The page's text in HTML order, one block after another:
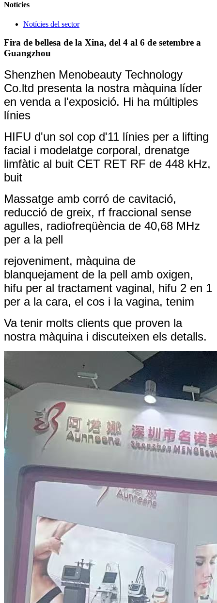
Notícies
Notícies del sector
Fira de bellesa de la Xina, del 4 al 6 de setembre a
Guangzhou
Shenzhen Menobeauty Technology
Co.ltd presenta la nostra màquina líder
en venda a l'exposició. Hi ha múltiples
línies
HIFU d'un sol cop d'11 línies per a lifting
facial i modelatge corporal, drenatge
limfàtic al buit CET RET RF de 448 kHz,
buit
Massatge amb corró de cavitació,
reducció de greix, rf fraccional sense
agulles, radiofreqüència de 40,68 MHz
per a la pell
rejoveniment, màquina de
blanquejament de la pell amb oxigen,
hifu per al tractament vaginal, hifu 2 en 1
per a la cara, el cos i la vagina, tenim
Va tenir molts clients que proven la
nostra màquina i discuteixen els detalls.